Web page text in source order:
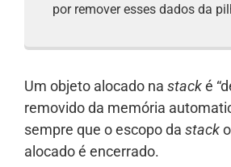
por remover esses dados da
Um objeto alocado na stacké
removido da memória
sempre que o escopo da stack
alocado é encerrado.